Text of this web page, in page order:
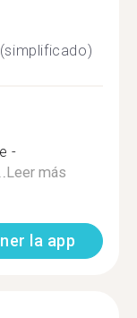
-
Leer más
la app